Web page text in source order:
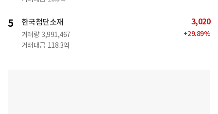
5 한국첨단소재
거래량 3,991,467
거래대금 118.3억
3,020
+29.89%